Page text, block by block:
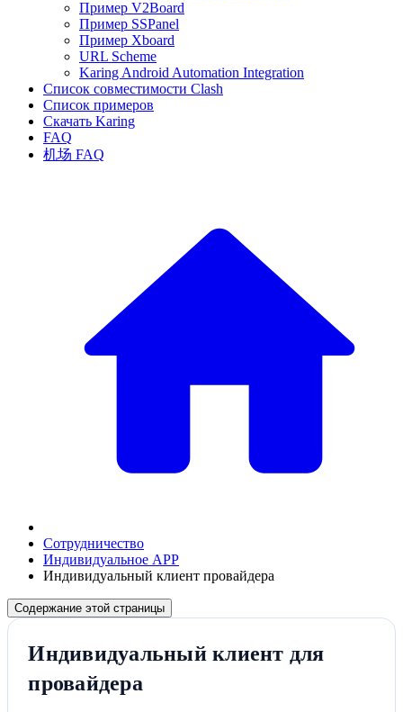
Пример V2Board
Пример SSPanel
Пример Xboard
URL Scheme
Karing Android Automation Integration
Список совместимости Clash
Список примеров
Скачать Karing
FAQ
机场 FAQ
Сотрудничество
Индивидуальное APP
Индивидуальный клиент провайдера
Содержание этой страницы
Индивидуальный клиент для
провайдера